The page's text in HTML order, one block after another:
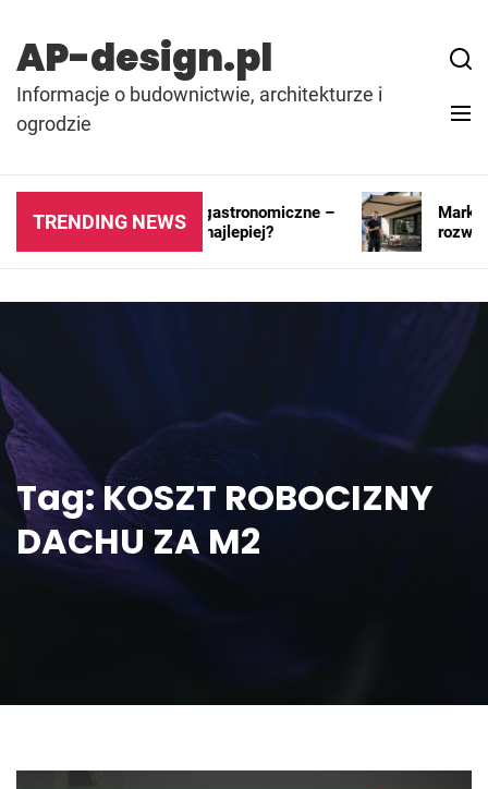
content
AP-design.pl
Informacje o budownictwie, architekturze i
ogrodzie
TRENDING NEWS
Kontenery i pawilony gastronomiczne –
gdzie sprawdzają się najlepiej?
Markiza
Tag:KOSZT ROBOCIZNY
DACHU ZA M2